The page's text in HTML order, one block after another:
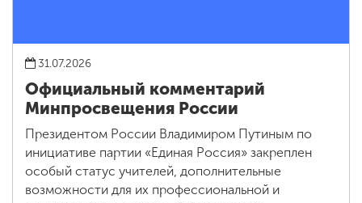
31.07.2026
Официальный комментарий
Минпросвещения России
Президентом России Владимиром Путиным по
инициативе партии «Единая Россия» закреплен
особый статус учителей, дополнительные
возможности для их профессиональной и